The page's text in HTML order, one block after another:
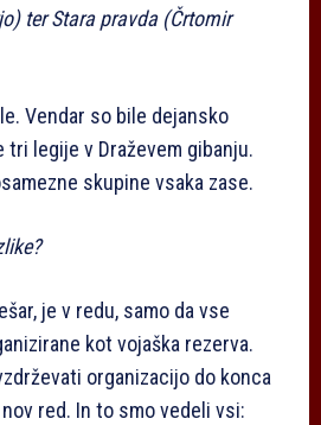
ter Stara pravda (Črtomir
Vendar so bile dejansko
tri legije v Draževem gibanju.
skupine vsaka zase.
je v redu, samo da vse
kot vojaška rezerva.
organizacijo do konca
red. In to smo vedeli vsi: